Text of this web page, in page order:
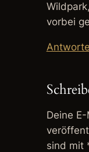
vorbei
Deine
sind mit